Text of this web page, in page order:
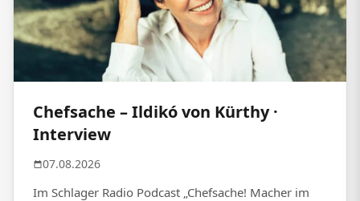
Chefsache – Ildikó von Kürthy ·
Interview
07.08.2026
Im Schlager Radio Podcast „Chefsache! Macher im